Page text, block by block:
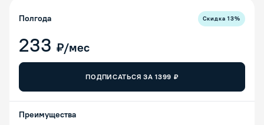
Полгода Скидка13%
233 ₽/мес
ПОДПИСАТЬСЯ ЗА1399 ₽
Преимущества